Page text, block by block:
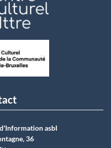
asbI
36